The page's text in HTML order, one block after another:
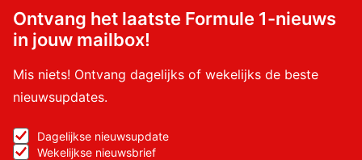
Ontvang het laatste Formule 1-nieuws
in jouw mailbox!
Mis niets! Ontvang dagelijks of wekelijks de beste
nieuwsupdates.
Dagelijkse nieuwsupdate
Wekelijkse nieuwsbrief